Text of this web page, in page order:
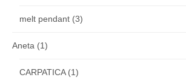
melt pendant (3)
Aneta (1)
CARPATICA(1)